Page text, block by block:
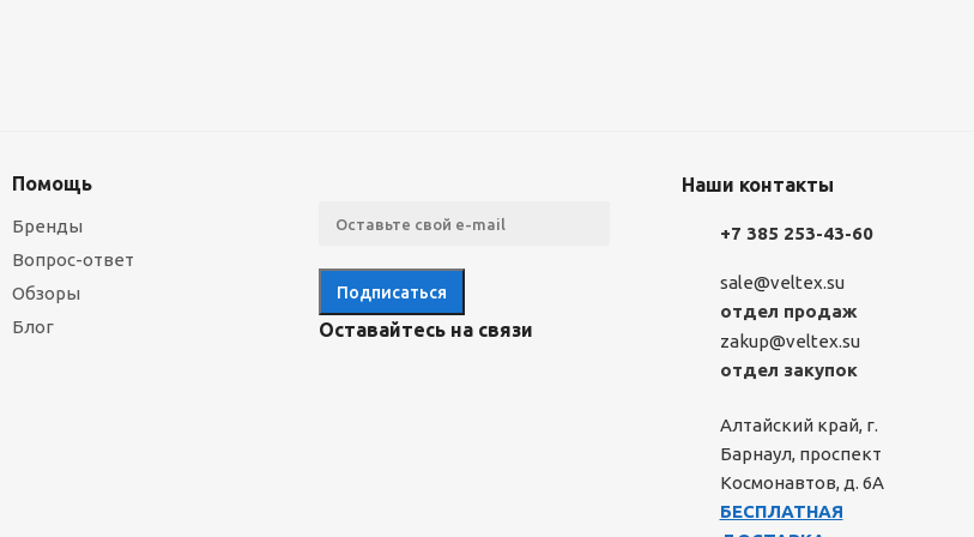
Помощь
Бренды
Вопрос-ответ
Обзоры
Блог
Оставайтесь на связи
Наши контакты
+7 385 253-43-60
sale@veltex.su
отдел продаж
zakup@veltex.su
отдел закупок
Алтайский край, г.
Барнаул, проспект
Космонавтов, д. 6А
БЕСПЛАТНАЯ